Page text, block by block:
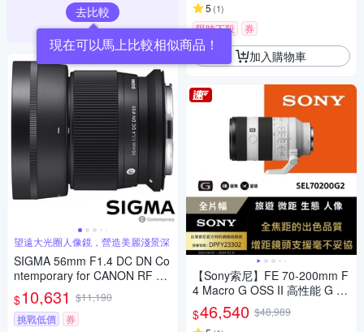
去比較
望遠大光圈人像鏡，營造美麗淺景深
SIGMA 56mm F1.4 DC DN Co
ntemporary for CANON RF 接
環 (公司貨) 望遠大光圈定焦鏡
人像鏡 APS-C 無反微單眼專用
鏡頭
$10,631 $11,190
挑戰低價
券
5 (1)
限時下殺 券
加入購物車
【Sony索尼】FE 70-200mm F
4 Macro G OSS II 高性能 G 系
列望遠變焦鏡頭 SEL70200G2
(公司貨 保固24個月)
$46,540 $48,989